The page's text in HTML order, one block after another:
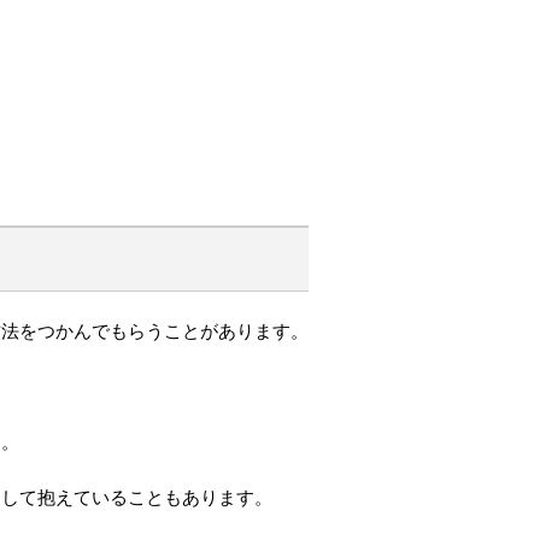
をつかんでもらうことがあります。
て抱えていることもあります。